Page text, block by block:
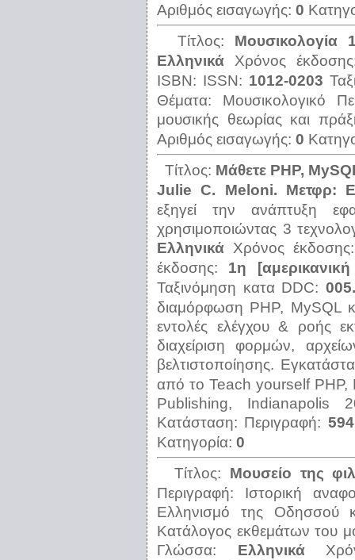
Αριθμός εισαγωγής: 0
Τίτλος: Μουσικολογία
Ελληνικά
Χρόνος
ISBN: ISSN: 1012-0203
Θέματα: Μουσικολογικό
μουσικής θεωρίας και
Αριθμός εισαγωγής: 0
Τίτλος: Μάθετε ΡΗΡ,
Julie C. Meloni. Μετφρ:
εξηγεί την ανάπτυξη
χρησιμοποιώντας 3
Ελληνικά Χρόνος
έκδοσης: 1η
Ταξινόμηση κατα DDC:
διαμόρφωση ΡΗΡ, MySQL
εντολές ελέγχου & ροής
διαχείριση φορμών,
βελτιστοποίησης.
από το Teach yourself
Publishing, Indianapolis
Κατάσταση: Περιγραφή:
Κατηγορία: 0
Τίτλος: Μουσείο της
Περιγραφή: Ιστορική
Ελληνισμό της Οδησσού
Κατάλογος εκθεμάτων του
Γλώσσα: Ελληνικά